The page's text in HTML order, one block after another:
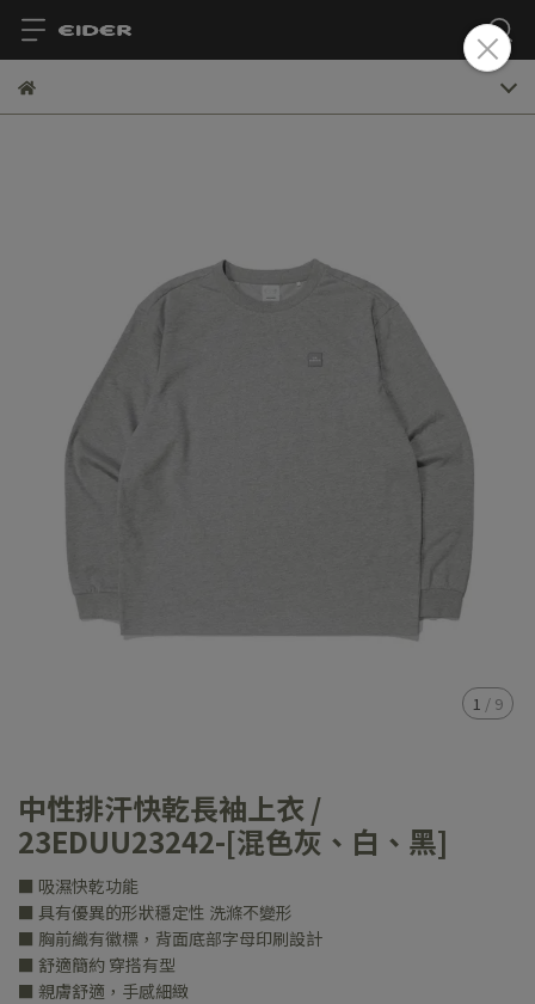
1 / 9
中性排汗快乾長袖上衣 /
23EDUU23242-[混色灰、白、黑]
■ 吸濕快乾功能
■ 具有優異的形狀穩定性 洗滌不變形
■ 胸前織有徽標，背面底部字母印刷設計
■ 舒適簡約 穿搭有型
■ 親膚舒適，手感細緻